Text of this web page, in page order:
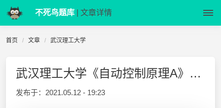
不死鸟题库 | 文章详情
首页 文章 武汉理工大学
武汉理工大学《自动控制原理A》2012-2013-1 期末试卷(A)
发布于： 2021.05.12 - 19:23